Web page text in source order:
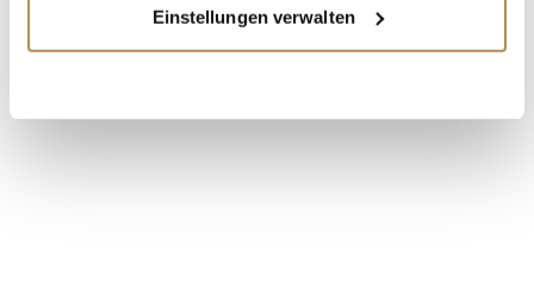
Informationen über Ihre geografische Lage
erfassen, welche bis auf einige Meter genau sein
Einstellungen verwalten